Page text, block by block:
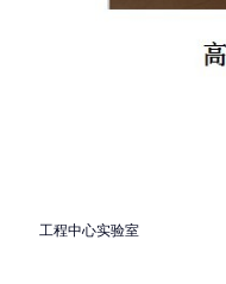
工程中心实验室